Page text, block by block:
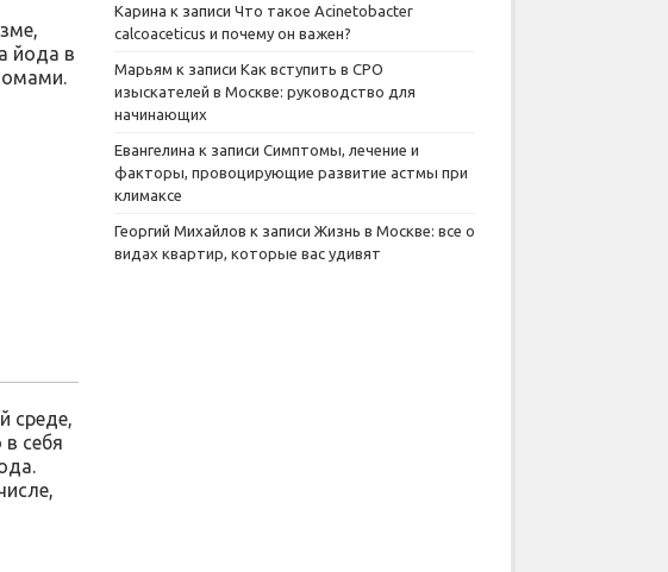
йода в
среде,
себя
Карина к записи Что такое Acinetobacter
calcoaceticus и почему он важен?
Марьям к записи Как вступить в СРО
изыскателей в Москве: руководство для
начинающих
Евангелина к записи Симптомы, лечение и
факторы, провоцирующие развитие астмы при
климаксе
Георгий Михайлов к записи Жизнь в Москве: все о
видах квартир, которые вас удивят